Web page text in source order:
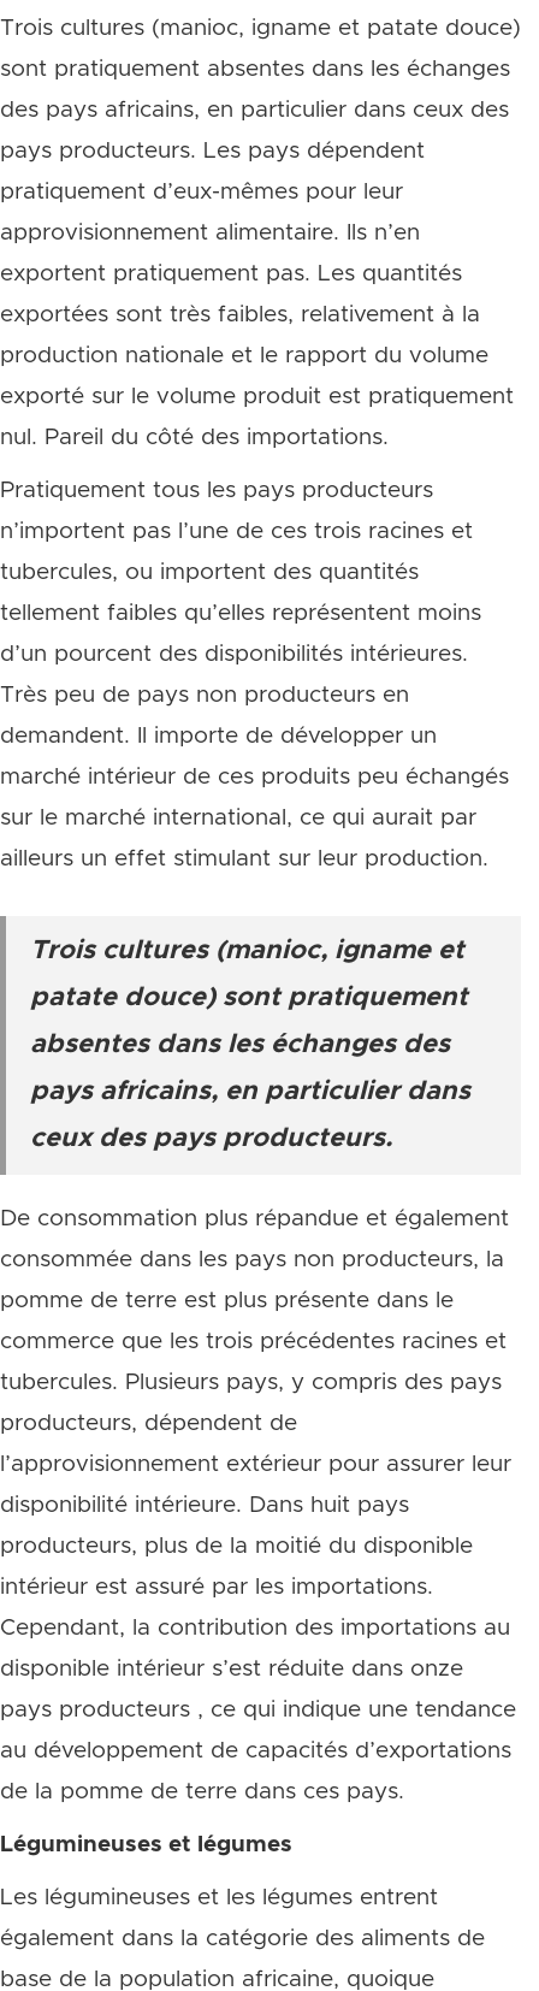
Trois cultures (manioc, igname et patate douce)
sont pratiquement absentes dans les échanges
des pays africains, en particulier dans ceux des
pays producteurs. Les pays dépendent
pratiquement d’eux-mêmes pour leur
approvisionnement alimentaire. Ils n’en
exportent pratiquement pas. Les quantités
exportées sont très faibles, relativement à la
production nationale et le rapport du volume
exporté sur le volume produit est pratiquement
nul. Pareil du côté des importations.
Pratiquement tous les pays producteurs
n’importent pas l’une de ces trois racines et
tubercules, ou importent des quantités
tellement faibles qu’elles représentent moins
d’un pourcent des disponibilités intérieures.
Très peu de pays non producteurs en
demandent. Il importe de développer un
marché intérieur de ces produits peu échangés
sur le marché international, ce qui aurait par
ailleurs un effet stimulant sur leur production.
Trois cultures (manioc, igname et
patate douce) sont pratiquement
absentes dans les échanges des
pays africains, en particulier dans
ceux des pays producteurs.
De consommation plus répandue et également
consommée dans les pays non producteurs, la
pomme de terre est plus présente dans le
commerce que les trois précédentes racines et
tubercules. Plusieurs pays, y compris des pays
producteurs, dépendent de
l’approvisionnement extérieur pour assurer leur
disponibilité intérieure. Dans huit pays
producteurs, plus de la moitié du disponible
intérieur est assuré par les importations.
Cependant, la contribution des importations au
disponible intérieur s’est réduite dans onze
pays producteurs , ce qui indique une tendance
au développement de capacités d’exportations
de la pomme de terre dans ces pays.
Légumineuses et légumes
Les légumineuses et les légumes entrent
également dans la catégorie des aliments de
base de la population africaine, quoique